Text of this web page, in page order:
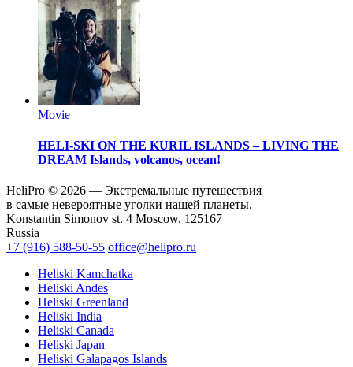
Movie
HELI-SKI ON THE KURIL ISLANDS – LIVING THE
DREAM Islands, volcanos, ocean!
HeliPro © 2026 — Экстремальные путешествия
в самые невероятные уголки нашей планеты.
Konstantin Simonov st. 4 Moscow, 125167
Russia
+7 (916) 588-50-55 office@helipro.ru
Heliski Kamchatka
Heliski Andes
Heliski Greenland
Heliski India
Heliski Canada
Heliski Japan
Heliski Galapagos Islands